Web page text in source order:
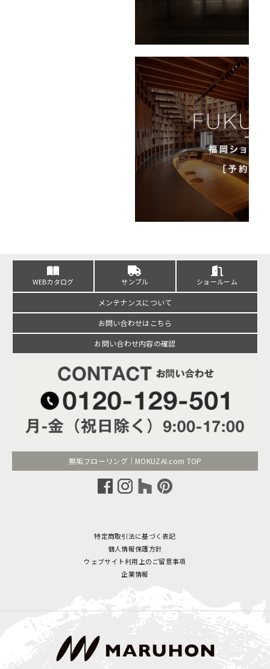
WEBカタログ サンプル ショールーム
メンテナンスについて
お問い合わせはこちら
お問い合わせ内容の確認
無垢フローリング｜MOKUZAI.com TOP
特定商取引法に基づく表記
個人情報保護方針
ウェブサイト利用上のご留意事項
企業情報